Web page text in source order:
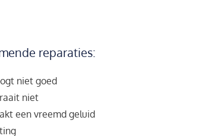
reparaties:
niet goed
niet
een vreemd geluid